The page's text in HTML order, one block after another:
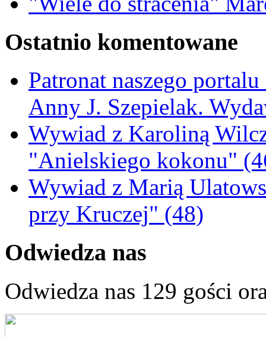
Ostatnio komentowane
Patronat naszego
Anny J. Szepielak.
Wywiad z Karoliną
"Anielskiego kokonu"
Wywiad z Marią
przy Kruczej" (48)
Odwiedza nas
Odwiedza nas 129 gości